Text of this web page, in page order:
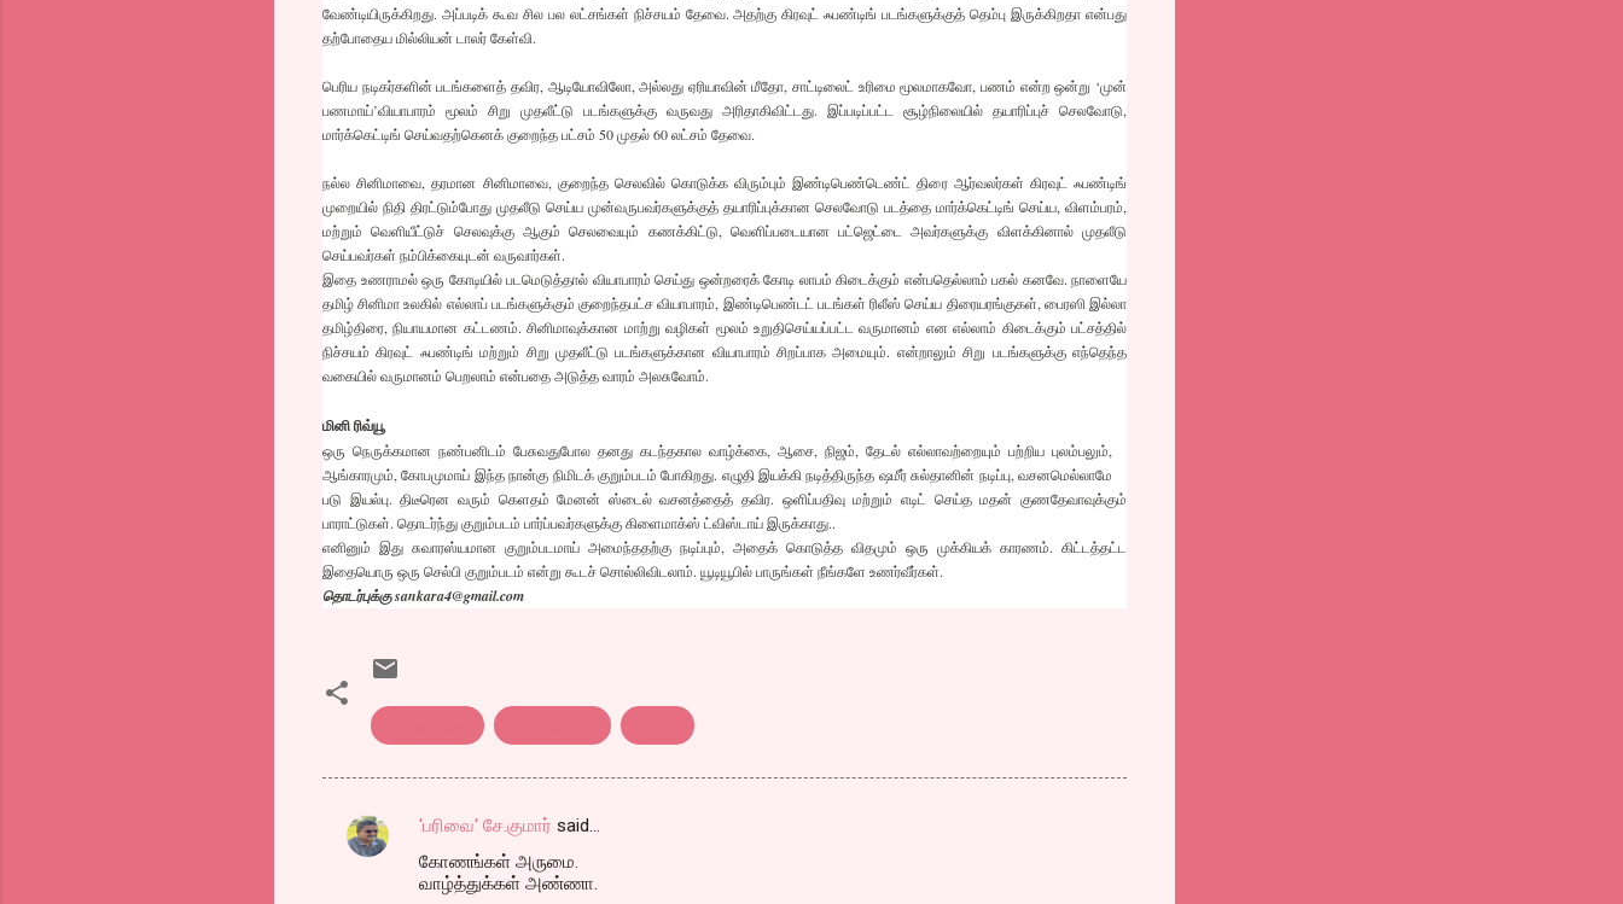
வேண்டியிருக்கிறது. அப்படிக் கூவ சில பல லட்சங்கள் நிச்சயம் தேவை. அதற்கு கிரவுட் ஃபண்டிங் படங்களுக்குத் தெம்பு இருக்கிறதா என்பது
தற்போதைய மில்லியன் டாலர் கேள்வி.
பெரிய நடிகர்களின் படங்களைத் தவிர, ஆடியோவிலோ, அல்லது ஏரியாவின் மீதோ, சாட்டிலைட் உரிமை மூலமாகவோ, பணம் என்ற ஒன்று ‘முன்
பணமாய்’வியாபாரம் மூலம் சிறு முதலீட்டு படங்களுக்கு வருவது அரிதாகிவிட்டது. இப்படிப்பட்ட சூழ்நிலையில் தயாரிப்புச் செலவோடு,
மார்க்கெட்டிங் செய்வதற்கெனக் குறைந்த பட்சம் 50 முதல் 60 லட்சம் தேவை.
நல்ல சினிமாவை, தரமான சினிமாவை, குறைந்த செலவில் கொடுக்க விரும்பும் இண்டிபெண்டெண்ட் திரை ஆர்வலர்கள் கிரவுட் ஃபண்டிங்
முறையில் நிதி திரட்டும்போது முதலீடு செய்ய முன்வருபவர்களுக்குத் தயாரிப்புக்கான செலவோடு படத்தை மார்க்கெட்டிங் செய்ய, விளம்பரம்,
மற்றும் வெளியீட்டுச் செலவுக்கு ஆகும் செலவையும் கணக்கிட்டு, வெளிப்படையான பட்ஜெட்டை அவர்களுக்கு விளக்கினால் முதலீடு
செய்பவர்கள் நம்பிக்கையுடன் வருவார்கள்.
இதை உணராமல் ஒரு கோடியில் படமெடுத்தால் வியாபாரம் செய்து ஒன்றரைக் கோடி லாபம் கிடைக்கும் என்பதெல்லாம் பகல் கனவே. நாளையே
தமிழ் சினிமா உலகில் எல்லாப் படங்களுக்கும் குறைந்தபட்ச வியாபாரம், இண்டிபெண்டட் படங்கள் ரிலீஸ் செய்ய திரையரங்குகள், பைரஸி இல்லா
தமிழ்திரை, நியாயமான கட்டணம். சினிமாவுக்கான மாற்று வழிகள் மூலம் உறுதிசெய்யப்பட்ட வருமானம் என எல்லாம் கிடைக்கும் பட்சத்தில்
நிச்சயம் கிரவுட் ஃபண்டிங் மற்றும் சிறு முதலீட்டு படங்களுக்கான வியாபாரம் சிறப்பாக அமையும். என்றாலும் சிறு படங்களுக்கு எந்தெந்த
வகையில் வருமானம் பெறலாம் என்பதை அடுத்த வாரம் அலசுவோம்.
மினி ரிவ்யூ
ஒரு நெருக்கமான நண்பனிடம் பேசுவதுபோல தனது கடந்தகால வாழ்க்கை, ஆசை, நிஜம், தேடல் எல்லாவற்றையும் பற்றிய புலம்பலும்,
ஆங்காரமும், கோபமுமாய் இந்த நான்கு நிமிடக் குறும்படம் போகிறது. எழுதி இயக்கி நடித்திருந்த ஷமீர் சுல்தானின் நடிப்பு, வசனமெல்லாமே
படு இயல்பு. திடீரென வரும் கெளதம் மேனன் ஸ்டைல் வசனத்தைத் தவிர. ஒளிப்பதிவு மற்றும் எடிட் செய்த மதன் குணதேவாவுக்கும்
பாராட்டுகள். தொடர்ந்து குறும்படம் பார்ப்பவர்களுக்கு கிளைமாக்ஸ் ட்விஸ்டாய் இருக்காது..
எனினும் இது சுவாரஸ்யமான குறும்படமாய் அமைந்ததற்கு நடிப்பும், அதைக் கொடுத்த விதமும் ஒரு முக்கியக் காரணம். கிட்டத்தட்ட
இதையொரு ஒரு செல்பி குறும்படம் என்று கூடச் சொல்லிவிடலாம். யூடியூபில் பாருங்கள் நீங்களே உணர்வீர்கள்.
தொடர்புக்கு sankara4@gmail.com
C
'பரிவை' சே.குமார் said…
கோணங்கள் அருமை.
வாழ்த்துக்கள் அண்ணா.